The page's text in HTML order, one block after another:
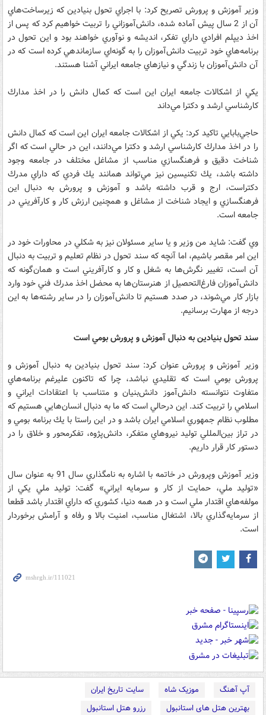
وزير آموزش و پرورش تصريح كرد: با اجراي تحول بنيادين كه زيرساخت‌هاي
آن از 2 سال پيش آماده شده، دانش‌آموزاني را تربيت خواهيم كرد كه پس از
اخذ ديپلم افرادي داراي تفكر، انديشه و نوآوري خواهند بود و اين تحول در
برنامه‌هاي خود تربيت دانش‌آموزان را به گونه‌اي سازماندهي كرده است كه در
آن دانش‌آموزان با زندگي و نيازهاي جامعه ايراني آشنا هستند.
يكي از اشكالات جامعه ايران اين است كه كمال دانش را در اخذ مدارك
كارشناسي ارشد و دكترا مي‌داند
حاجي‌بابايي تاكيد كرد: يكي از اشكالات جامعه ايران اين است كه كمال دانش
را در اخذ مدارك كارشناسي ارشد و دكترا مي‌دانند، اين در حالي است كه اگر
شناخت دقيق و فرهنگسازي مناسب از مشاغل مختلف در جامعه وجود
داشته باشد، يك تكنيسين نيز مي‌تواند همانند يك فردي كه داراي مدرك
دكتراست، ارج و قرب داشته باشد و آموزش و پرورش به دنبال اين
فرهنگسازي و ايجاد شناخت از مشاغل و همچنين ارزش كار و كارآفريني در
جامعه است.
وي گفت: شايد من وزير و يا ساير مسئولان نيز به شكلي در محاورات خود در
اين‌ امر مقصر باشيم، اما آنچه كه سند تحول در نظام تعليم و تربيت به دنبال
آن است، تغيير نگرش‌ها به شغل و كار و كارآفريني است و همان‌گونه كه
دانش‌آموزان فارغ‌التحصيل از هنرستان‌ها به محضل اخذ مدرك فني خود وارد
بازار كار مي‌شوند، در صدد هستيم تا دانش‌آموزان را در ساير رشته‌ها به اين
درجه از مهارت برسانيم.
سند تحول بنيادين به دنبال آموزش و پرورش بومي است
وزير آموزش و پرورش عنوان كرد: سند تحول بنيادين به دنبال آموزش و
پرورش بومي است كه تقليدي نباشد، چرا كه تاكنون عليرغم برنامه‌هاي
متفاوت نتوانسته دانش‌آموز دانش‌بنيان و متناسب با اعتقادات ايراني و
اسلامي را تربيت كند. اين درحالي است كه ما به دنبال انسان‌هايي هستيم كه
مطلوب نظام جمهوري اسلامي ايران باشد و در اين راستا با يك برنامه بومي و
در تراز بين‌المللي توليد نيروهاي متفكر، دانش‌پژوه، تفكرمحور و خلاق را در
دستور كار قرار داريم.
وزير آموزش وپرورش در خاتمه با اشاره به نامگذاري سال 91 به عنوان سال
«توليد ملي، حمايت از كار و سرمايه ايراني» گفت: توليد ملي يكي از
مولفه‌هاي اقتدار ملي است و در همه دنيا، كشوري كه داراي اقتدار باشد قطعا
از سرمايه‌گذاري بالا، اشتغال مناسب، امنيت بالا و رفاه و آرامش برخوردار
است.
آپ آهنگ موزیک شاه
سایت تاریخ ایران
بهترین هتل های استانبول
رزرو هتل استانبول